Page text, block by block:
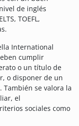
de inglés
TOEFL,
International
cumplir
o un título de
o disponer de un
se valora la
el
sociales como